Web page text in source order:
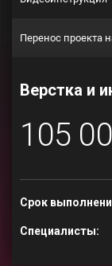
Перенос проекта
Верстка и
105
Срок
Специалисты: